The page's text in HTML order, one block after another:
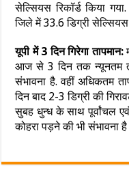
सेल्सियस रिकॉर्ड किया
जिले में 33.6 डिग्री सेल्सियस
यूपी में 3 दिन गिरेगा तापमान:
आज से 3 दिन तक न्यूनतम
संभावना है. वहीं अधिकतम
दिन बाद 2-3 डिग्री की
सुबह धुन्ध के साथ पूर्वांचल
कोहरा पड़ने की भी संभावना